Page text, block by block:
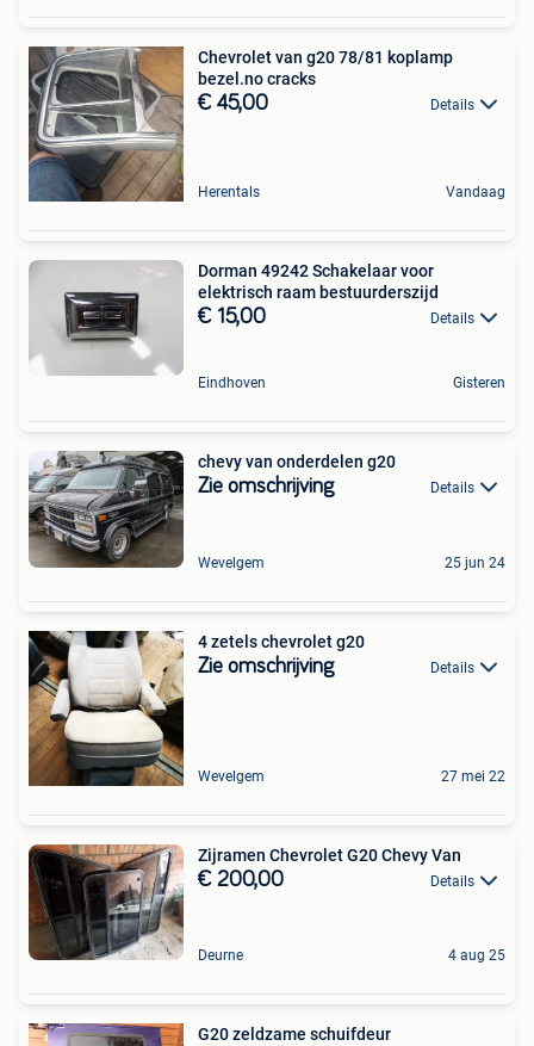
Chevrolet van g20 78/81 koplamp
bezel.no cracks
€ 45,00 Details
Herentals Vandaag
Dorman 49242 Schakelaar voor
elektrisch raam bestuurderszijd
€ 15,00 Details
Eindhoven Gisteren
chevy van onderdelen g20
Zie omschrijving Details
Wevelgem 25 jun 24
4 zetels chevrolet g20
Zie omschrijving Details
Wevelgem 27 mei 22
Zijramen Chevrolet G20 Chevy Van
€ 200,00 Details
Deurne 4 aug 25
G20 zeldzame schuifdeur